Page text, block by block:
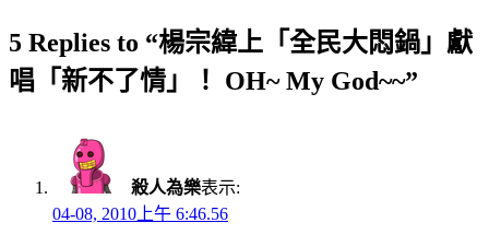
5 Replies to “楊宗緯上「全民大悶鍋」獻
唱「新不了情」！ OH~ My God~~”
殺人為樂表示:
04-08, 2010上午 6:46.56